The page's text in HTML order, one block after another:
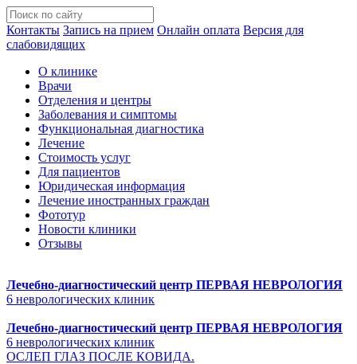
Контакты Запись на прием Онлайн оплата Версия для
слабовидящих
О клинике
Врачи
Отделения и центры
Заболевания и симптомы
Функциональная диагностика
Лечение
Стоимость услуг
Для пациентов
Юридическая информация
Лечение иностранных граждан
Фототур
Новости клиники
Отзывы
Лечебно-диагностический центр ПЕРВАЯ НЕВРОЛОГИЯ
6 неврологических клиник
Лечебно-диагностический центр ПЕРВАЯ НЕВРОЛОГИЯ
6 неврологических клиник
ОСЛЕП ГЛАЗ ПОСЛЕ КОВИДА.